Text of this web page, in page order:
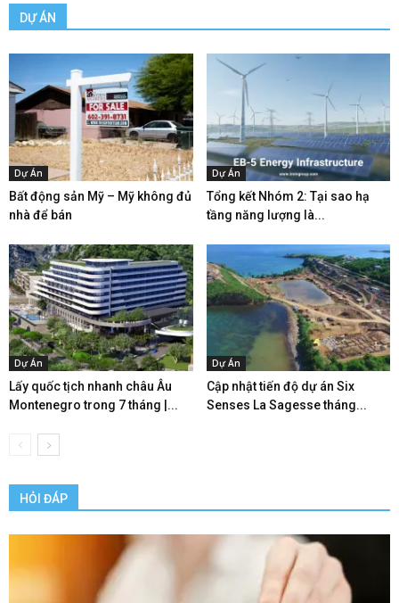
DỰ ÁN
Dự Án
Bất động sản Mỹ – Mỹ không đủ
nhà để bán
Dự Án
Tổng kết Nhóm 2: Tại sao hạ
tầng năng lượng là...
Dự Án
Lấy quốc tịch nhanh châu Âu
Montenegro trong 7 tháng |...
Dự Án
Cập nhật tiến độ dự án Six
Senses La Sagesse tháng...
HỎI ĐÁP